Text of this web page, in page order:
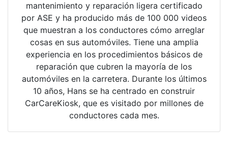
mantenimiento y reparación ligera certificado
por ASE y ha producido más de 100 000 videos
que muestran a los conductores cómo arreglar
cosas en sus automóviles. Tiene una amplia
experiencia en los procedimientos básicos de
reparación que cubren la mayoría de los
automóviles en la carretera. Durante los últimos
10 años, Hans se ha centrado en construir
CarCareKiosk, que es visitado por millones de
conductores cada mes.